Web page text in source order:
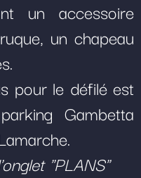
un accessoire
un chapeau
pour le défilé est
Gambetta
"PLANS"